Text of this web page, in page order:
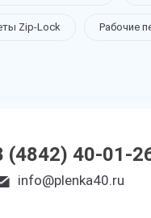
Zip-Lock Рабочие
(4842) 40-01-
info@plenka40.ru